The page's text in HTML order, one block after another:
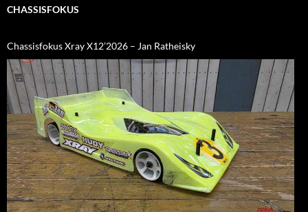
CHASSISFOKUS
Chassisfokus Xray X12’2026 – Jan Ratheisky